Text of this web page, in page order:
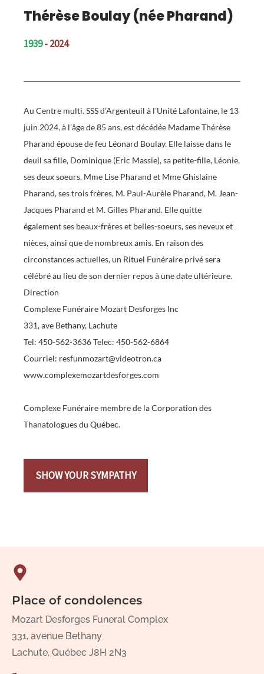
Thérèse Boulay (née Pharand)
1939- 2024
Au Centre multi. SSS d’Argenteuil à l’Unité Lafontaine, le 13
juin 2024, à l’âge de 85 ans, est décédée Madame Thérèse
Pharand épouse de feu Léonard Boulay. Elle laisse dans le
deuil sa fille, Dominique (Eric Massie), sa petite-fille, Léonie,
ses deux soeurs, Mme Lise Pharand et Mme Ghislaine
Pharand, ses trois frères, M. Paul-Aurèle Pharand, M. Jean-
Jacques Pharand et M. Gilles Pharand. Elle quitte
également ses beaux-frères et belles-soeurs, ses neveux et
nièces, ainsi que de nombreux amis. En raison des
circonstances actuelles, un Rituel Funéraire privé sera
célébré au lieu de son dernier repos à une date ultérieure.
Direction
Complexe Funéraire Mozart Desforges Inc
331, ave Bethany, Lachute
Tel: 450-562-3636 Telec: 450-562-6864
Courriel: resfunmozart@videotron.ca
www.complexemozartdesforges.com
Complexe Funéraire membre de la Corporation des
Thanatologues du Québec.
SHOW YOUR SYMPATHY
Place of condolences
Mozart Desforges Funeral Complex
331, avenue Bethany
Lachute, Québec J8H 2N3